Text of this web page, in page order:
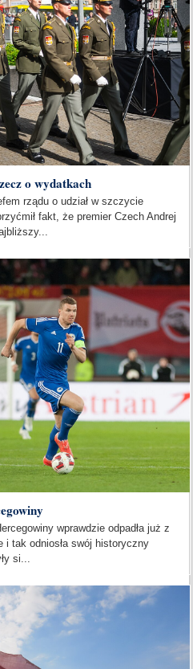
o wydatkach
rządu o udział w szczycie
fakt, że premier Czech Andrej
wprawdzie odpadła już z
i tak odniosła swój historyczny
si...